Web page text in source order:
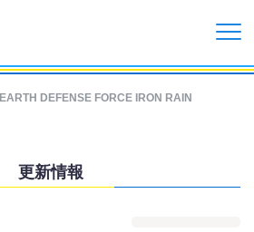
EARTH DEFENSE FORCE IRON RAIN
更新情報